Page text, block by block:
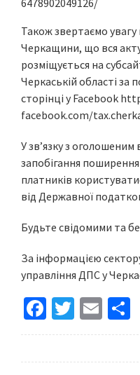
6478902049126/
Також звертаємо увагу
Черкащини, що вся
розміщується на
Черкаській області за
сторінці у Facebook
facebook.com/
У зв’язку з
запобігання поширення
платників
від Державної
Будьте свідомими та
За інформацією
управління ДПС у
Fa
ce
T
wi
E
m